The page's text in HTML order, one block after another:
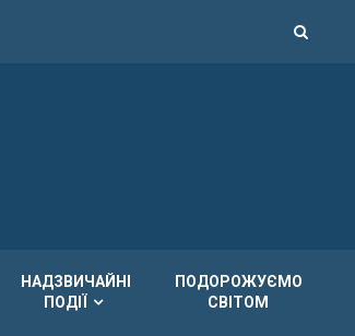
НАДЗВИЧАЙНІ
ПОДІЇ
ПОДОРОЖУЄМО
СВІТОМ